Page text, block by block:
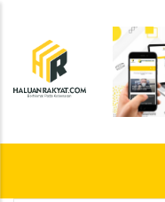
content